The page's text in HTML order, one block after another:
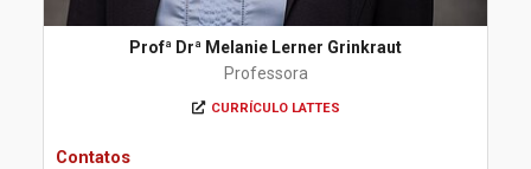
Profª Drª Melanie Lerner Grinkraut
Professora
CURRÍCULO LATTES
Contatos